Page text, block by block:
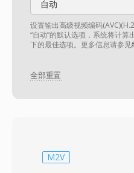
自动
设置输出高级视频编码
“自动”的默认选项，系统将计
下的最佳选项。更多信息请参见
全部重置
M2V